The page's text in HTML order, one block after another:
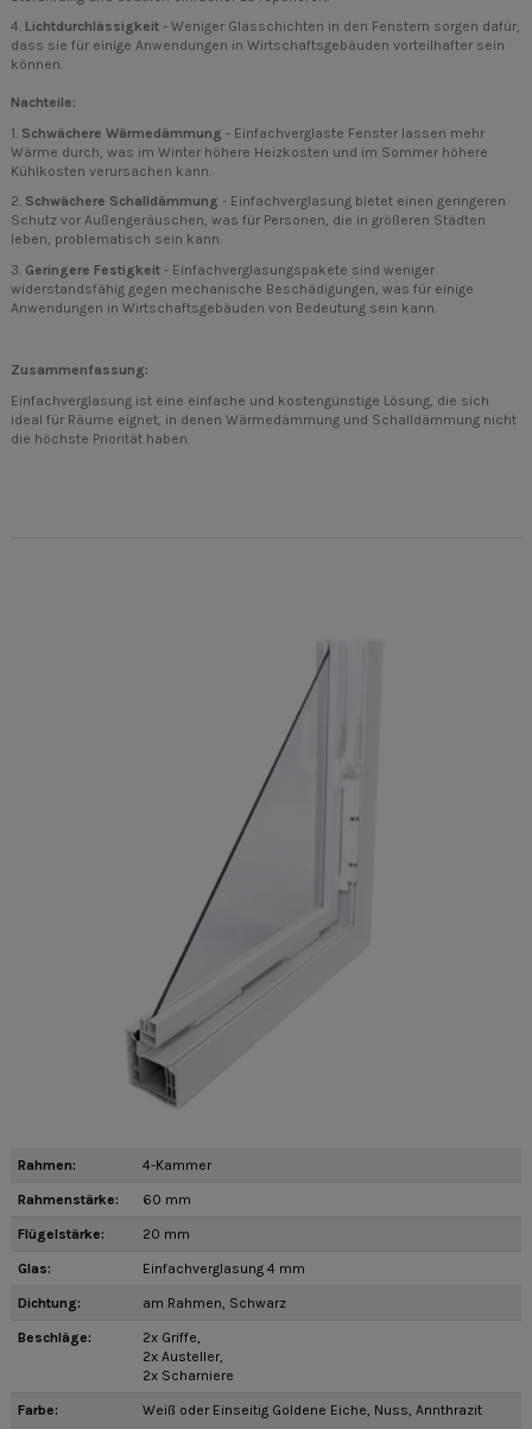
4. Lichtdurchlässigkeit - Weniger Glasschichten in den Fenstern sorgen dafür,
dass sie für einige Anwendungen in Wirtschaftsgebäuden vorteilhafter sein
können.
Nachteile:
1. Schwächere Wärmedämmung - Einfachverglaste Fenster lassen mehr
Wärme durch, was im Winter höhere Heizkosten und im Sommer höhere
Kühlkosten verursachen kann.
2. Schwächere Schalldämmung - Einfachverglasung bietet einen geringeren
Schutz vor Außengeräuschen, was für Personen, die in größeren Städten
leben, problematisch sein kann.
3. Geringere Festigkeit - Einfachverglasungspakete sind weniger
widerstandsfähig gegen mechanische Beschädigungen, was für einige
Anwendungen in Wirtschaftsgebäuden von Bedeutung sein kann.
Zusammenfassung:
Einfachverglasung ist eine einfache und kostengünstige Lösung, die sich
ideal für Räume eignet, in denen Wärmedämmung und Schalldämmung nicht
die höchste Priorität haben.
Rahmen: 4-Kammer
Rahmenstärke: 60 mm
Flügelstärke: 20 mm
Glas: Einfachverglasung 4 mm
Dichtung: am Rahmen, Schwarz
Beschläge:
2x Griffe,
2x Austeller,
2x Scharniere
Farbe: Weiß oder Einseitig Goldene Eiche, Nuss, Annthrazit